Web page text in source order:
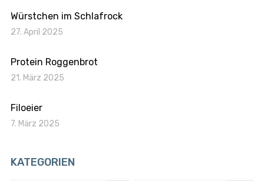
Würstchen im Schlafrock
27. April 2025
Protein Roggenbrot
21. März 2025
Filoeier
7. März 2025
KATEGORIEN